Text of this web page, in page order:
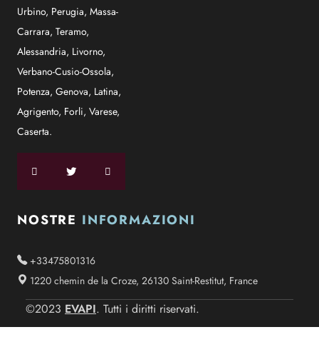
Urbino, Perugia, Massa-
Carrara, Teramo,
Alessandria, Livorno,
Verbano-Cusio-Ossola,
Potenza, Genova, Latina,
Agrigento, Forli, Varese,
Caserta.
NOSTRE INFORMAZIONI
+33475801316
1220 chemin de la Croze, 26130 Saint-Restitut, France
©2023 EVAPI. Tutti i diritti riservati.